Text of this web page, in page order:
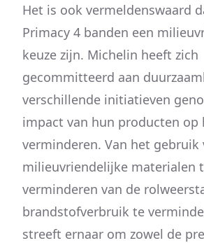
Het is ook vermeldenswaard
Primacy 4 banden een
keuze zijn. Michelin heeft zich
gecommitteerd aan
verschillende initiatieven
impact van hun producten
verminderen. Van het gebruik
milieuvriendelijke materialen
verminderen van de
brandstofverbruik te
streeft ernaar om zowel de